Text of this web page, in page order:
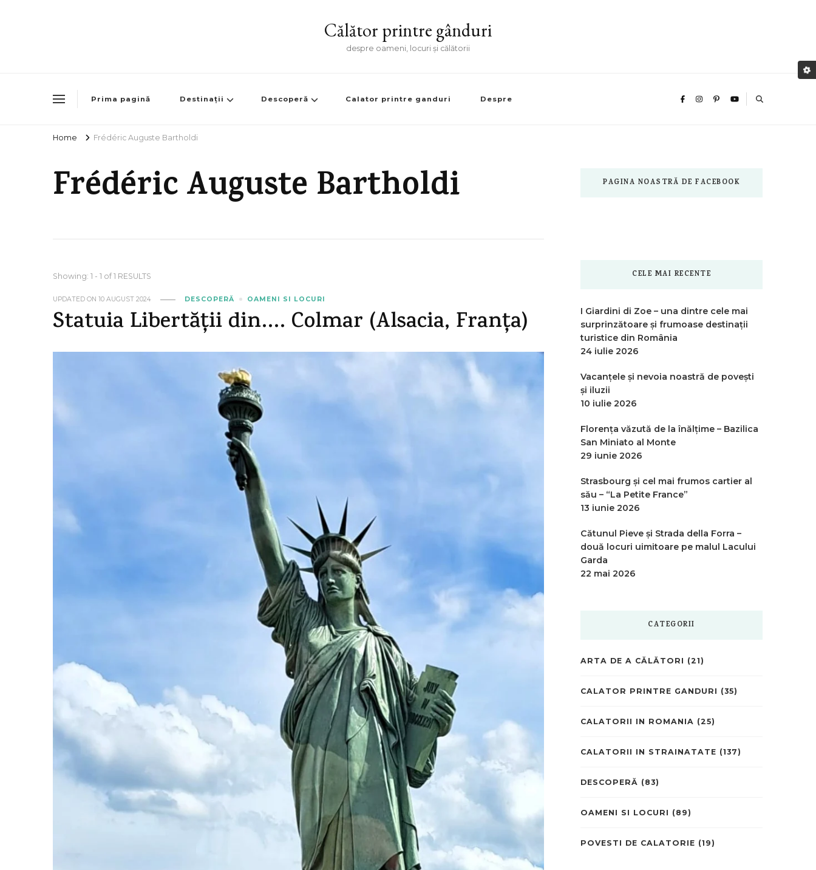
Călător printre gânduri
despre oameni, locuri și călătorii
Prima pagină Destinații Descoperă Calator printre ganduri Despre
Home Frédéric Auguste Bartholdi
Frédéric Auguste Bartholdi
Showing: 1 - 1 of 1 RESULTS
UPDATED ON 10 AUGUST 2024 DESCOPERĂ OAMENI SI LOCURI
Statuia Libertății din…. Colmar (Alsacia, Franța)
PAGINA NOASTRĂ DE FACEBOOK
CELE MAI RECENTE
I Giardini di Zoe – una dintre cele mai
surprinzătoare și frumoase destinații
turistice din România
24 iulie 2026
Vacanțele și nevoia noastră de povești
și iluzii
10 iulie 2026
Florența văzută de la înălțime – Bazilica
San Miniato al Monte
29 iunie 2026
Strasbourg și cel mai frumos cartier al
său – “La Petite France”
13 iunie 2026
Cătunul Pieve și Strada della Forra –
două locuri uimitoare pe malul Lacului
Garda
22 mai 2026
CATEGORII
ARTA DE A CĂLĂTORI (21)
CALATOR PRINTRE GANDURI (35)
CALATORII IN ROMANIA (25)
CALATORII IN STRAINATATE (137)
DESCOPERĂ (83)
OAMENI SI LOCURI (89)
POVESTI DE CALATORIE (19)